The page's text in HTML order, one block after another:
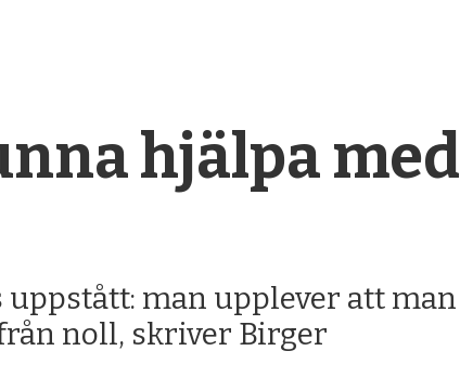
hjälpa med
man upplever att man
noll, skriver Birger